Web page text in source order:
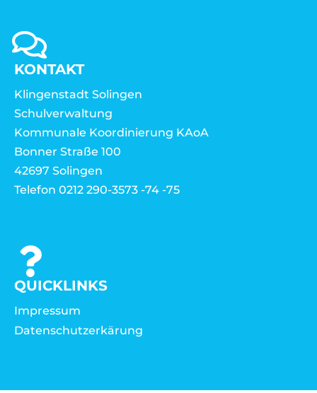
KONTAKT
Klingenstadt Solingen
Schulverwaltung
Kommunale Koordinierung KAoA
Bonner Straße 100
42697 Solingen
Telefon 0212 290-3573 -74 -75
QUICKLINKS
Impressum
Datenschutzerkärung